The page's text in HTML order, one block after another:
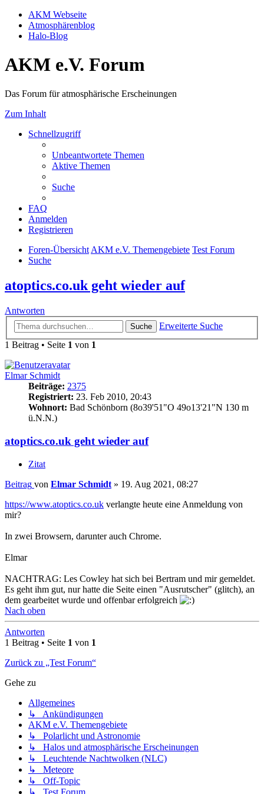
AKM Webseite
Atmosphärenblog
Halo-Blog
AKM e.V. Forum
Das Forum für atmosphärische Erscheinungen
Zum Inhalt
Schnellzugriff
Unbeantwortete Themen
Aktive Themen
Suche
FAQ
Anmelden
Registrieren
Foren-Übersicht AKM e.V. Themengebiete Test Forum
Suche
atoptics.co.uk geht wieder auf
Antworten
Suche
Erweiterte Suche
1 Beitrag • Seite 1 von 1
Elmar Schmidt
Beiträge: 2375
Registriert: 23. Feb 2010, 20:43
Wohnort: Bad Schönborn (8o39'51"O 49o13'21"N 130 m
ü.N.N.)
atoptics.co.uk geht wieder auf
Zitat
Beitrag von Elmar Schmidt » 19. Aug 2021, 08:27
https://www.atoptics.co.uk verlangte heute eine Anmeldung von
mir?
In zwei Browsern, darunter auch Chrome.
Elmar
NACHTRAG: Les Cowley hat sich bei Bertram und mir gemeldet.
Es geht ihm gut, nur hatte die Seite einen "Ausrutscher" (glitch), an
dem gearbeitet wurde und offenbar erfolgreich
Nach oben
Antworten
1 Beitrag • Seite 1 von 1
Zurück zu „Test Forum“
Gehe zu
Allgemeines
↳ Ankündigungen
AKM e.V. Themengebiete
↳ Polarlicht und Astronomie
↳ Halos und atmosphärische Erscheinungen
↳ Leuchtende Nachtwolken (NLC)
↳ Meteore
↳ Off-Topic
↳ Test Forum